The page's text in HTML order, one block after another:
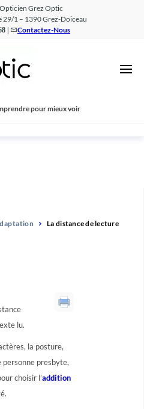
Grez Optic
29/1 – 1390 Grez-Doiceau
| Contactez-Nous
Optic
pour mieux voir
La distance de lecture
lu.
la posture,
personne presbyte,
choisir l’addition